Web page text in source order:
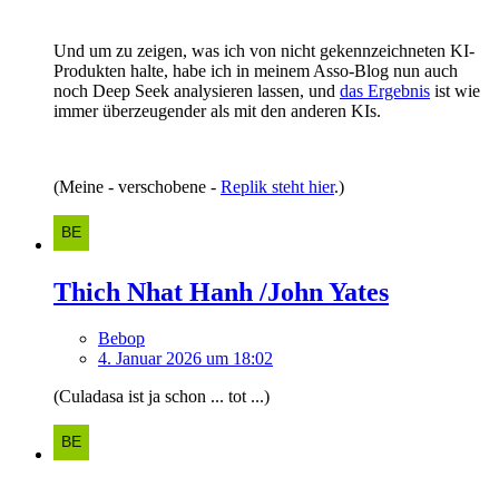
Und um zu zeigen, was ich von nicht gekennzeichneten KI-
Produkten halte, habe ich in meinem Asso-Blog nun auch
noch Deep Seek analysieren lassen, und das Ergebnis ist wie
immer überzeugender als mit den anderen KIs.
(Meine - verschobene - Replik steht hier.)
Thich Nhat Hanh /John Yates
Bebop
4. Januar 2026 um 18:02
(Culadasa ist ja schon ... tot ...)